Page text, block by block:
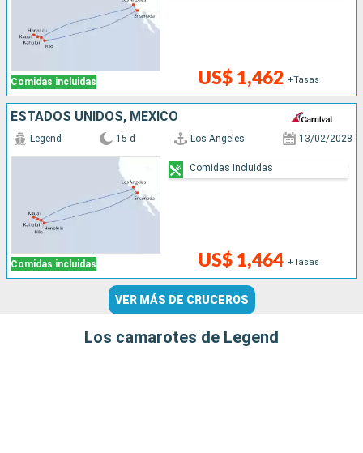
Comidas incluidas US$ 1,462 +Tasas
ESTADOS UNIDOS, MÉXICO
Comidas incluidas
Legend 15 d Los Angeles 13/02/2028
US$ 1,464 +Tasas
Comidas incluidas
VER MÁS DE CRUCEROS
Los camarotes de Legend